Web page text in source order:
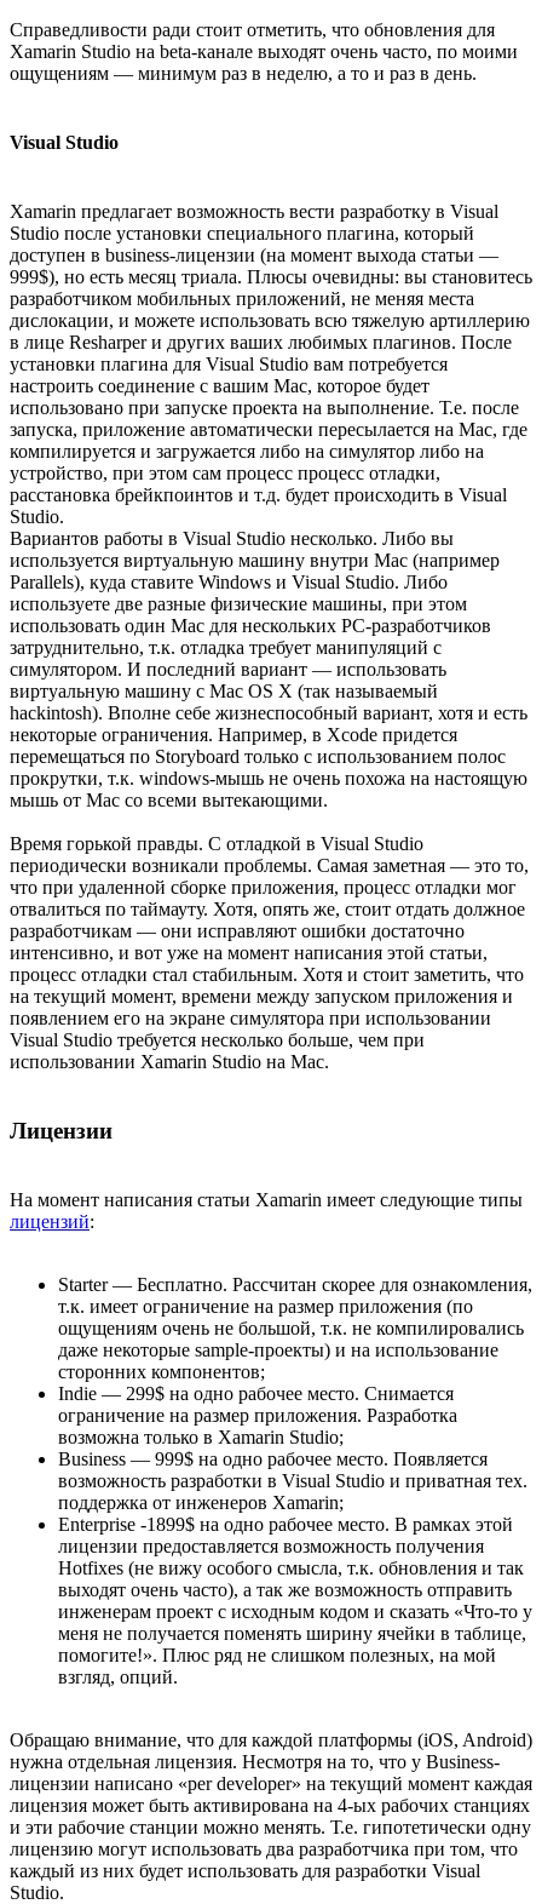
Справедливости ради стоит отметить, что обновления для
Xamarin Studio на beta-канале выходят очень часто, по моими
ощущениям — минимум раз в неделю, а то и раз в день.
Visual Studio
Xamarin предлагает возможность вести разработку в Visual
Studio после установки специального плагина, который
доступен в business-лицензии (на момент выхода статьи —
999$), но есть месяц триала. Плюсы очевидны: вы становитесь
разработчиком мобильных приложений, не меняя места
дислокации, и можете использовать всю тяжелую артиллерию
в лице Resharper и других ваших любимых плагинов. После
установки плагина для Visual Studio вам потребуется
настроить соединение с вашим Mac, которое будет
использовано при запуске проекта на выполнение. Т.е. после
запуска, приложение автоматически пересылается на Mac, где
компилируется и загружается либо на симулятор либо на
устройство, при этом сам процесс процесс отладки,
расстановка брейкпоинтов и т.д. будет происходить в Visual
Studio.
Вариантов работы в Visual Studio несколько. Либо вы
используется виртуальную машину внутри Mac (например
Parallels), куда ставите Windows и Visual Studio. Либо
используете две разные физические машины, при этом
использовать один Mac для нескольких PC-разработчиков
затруднительно, т.к. отладка требует манипуляций с
симулятором. И последний вариант — использовать
виртуальную машину с Mac OS X (так называемый
hackintosh). Вполне себе жизнеспособный вариант, хотя и есть
некоторые ограничения. Например, в Xcode придется
перемещаться по Storyboard только с использованием полос
прокрутки, т.к. windows-мышь не очень похожа на настоящую
мышь от Mac со всеми вытекающими.
Время горькой правды. С отладкой в Visual Studio
периодически возникали проблемы. Самая заметная — это то,
что при удаленной сборке приложения, процесс отладки мог
отвалиться по таймауту. Хотя, опять же, стоит отдать должное
разработчикам — они исправляют ошибки достаточно
интенсивно, и вот уже на момент написания этой статьи,
процесс отладки стал стабильным. Хотя и стоит заметить, что
на текущий момент, времени между запуском приложения и
появлением его на экране симулятора при использовании
Visual Studio требуется несколько больше, чем при
использовании Xamarin Studio на Mac.
Лицензии
На момент написания статьи Xamarin имеет следующие типы
лицензий:
Starter — Бесплатно. Рассчитан скорее для ознакомления,
т.к. имеет ограничение на размер приложения (по
ощущениям очень не большой, т.к. не компилировались
даже некоторые sample-проекты) и на использование
сторонних компонентов;
Indie — 299$ на одно рабочее место. Снимается
ограничение на размер приложения. Разработка
возможна только в Xamarin Studio;
Business — 999$ на одно рабочее место. Появляется
возможность разработки в Visual Studio и приватная тех.
поддержка от инженеров Xamarin;
Enterprise -1899$ на одно рабочее место. В рамках этой
лицензии предоставляется возможность получения
Hotfixes (не вижу особого смысла, т.к. обновления и так
выходят очень часто), а так же возможность отправить
инженерам проект с исходным кодом и сказать «Что-то у
меня не получается поменять ширину ячейки в таблице,
помогите!». Плюс ряд не слишком полезных, на мой
взгляд, опций.
Обращаю внимание, что для каждой платформы (iOS, Android)
нужна отдельная лицензия. Несмотря на то, что у Business-
лицензии написано «per developer» на текущий момент каждая
лицензия может быть активирована на 4-ых рабочих станциях
и эти рабочие станции можно менять. Т.е. гипотетически одну
лицензию могут использовать два разработчика при том, что
каждый из них будет использовать для разработки Visual
Studio.